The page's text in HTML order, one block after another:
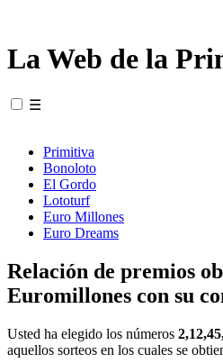
La Web de la
☰
Primitiva
Bonoloto
El Gordo
Lototurf
Euro Millones
Euro Dreams
Relación de premios
Euromillones con su
Usted ha elegido los números
aquellos sorteos en los cuales se